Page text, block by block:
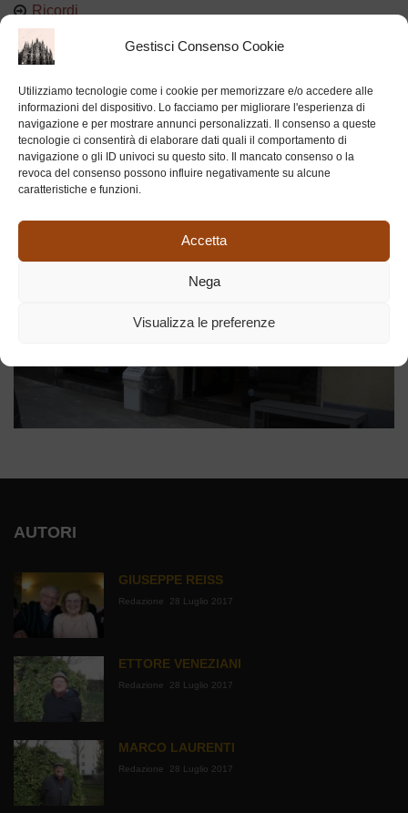
Gestisci Consenso Cookie
Utilizziamo tecnologie come i cookie per memorizzare e/o accedere alle
informazioni del dispositivo. Lo facciamo per migliorare l'esperienza di
navigazione e per mostrare annunci personalizzati. Il consenso a queste
tecnologie ci consentirà di elaborare dati quali il comportamento di
navigazione o gli ID univoci su questo sito. Il mancato consenso o la
revoca del consenso possono influire negativamente su alcune
caratteristiche e funzioni.
Accetta
Nega
Visualizza le preferenze
Ricordi
BOTTEGHE STORICHE MILANESI
AUTORI
GIUSEPPE REISS
Redazione 28 Luglio 2017
ETTORE VENEZIANI
Redazione 28 Luglio 2017
MARCO LAURENTI
Redazione 28 Luglio 2017